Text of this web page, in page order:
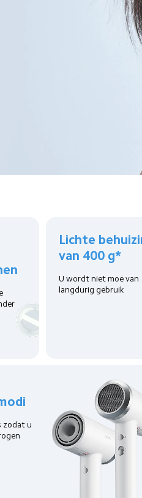
zodat u
Lichte
van 400 g*
U wordt niet moe van
langdurig gebruik